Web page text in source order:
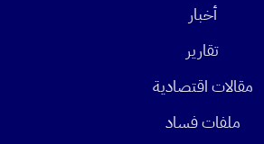
أخبار
تقارير
مقالات اقتصادية
ملفات فساد